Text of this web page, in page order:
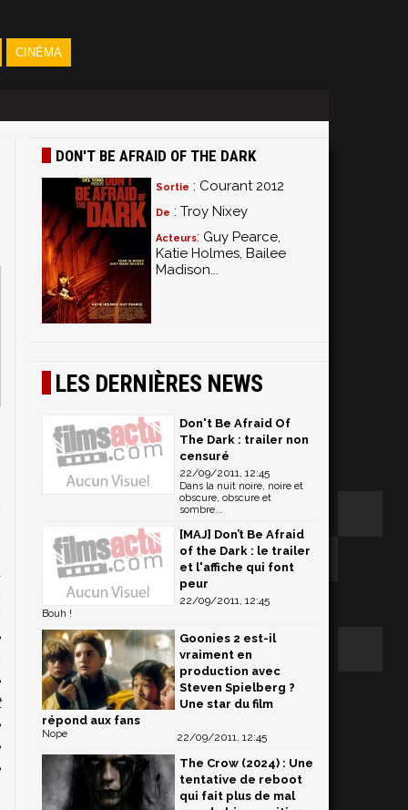
CINÉMA
DON'T BE AFRAID OF THE DARK
Sortie : Courant 2012
De : Troy Nixey
Acteurs: Guy Pearce,
Katie Holmes, Bailee
Madison...
LES DERNIÈRES NEWS
Don't Be Afraid Of
The Dark : trailer non
censuré
22/09/2011, 12:45
Dans la nuit noire, noire et
obscure, obscure et
sombre...
[MAJ] Don’t Be Afraid
of the Dark : le trailer
et l'affiche qui font
peur
22/09/2011, 12:45
Bouh !
Goonies 2 est-il
vraiment en
production avec
Steven Spielberg ?
Une star du film
répond aux fans
22/09/2011, 12:45
Nope
The Crow (2024) : Une
tentative de reboot
qui fait plus de mal